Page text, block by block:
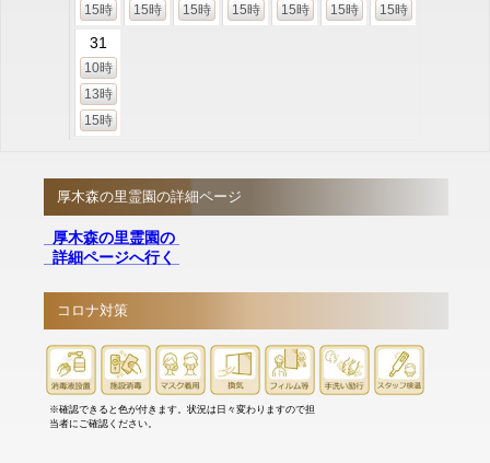
15時
15時
15時
15時
15時
15時
15時
31
10時
13時
15時
厚木森の里霊園の詳細ページ
厚木森の里霊園の
詳細ページへ行く
コロナ対策
※確認できると色が付きます。状況は日々変わりますので担
当者にご確認ください。